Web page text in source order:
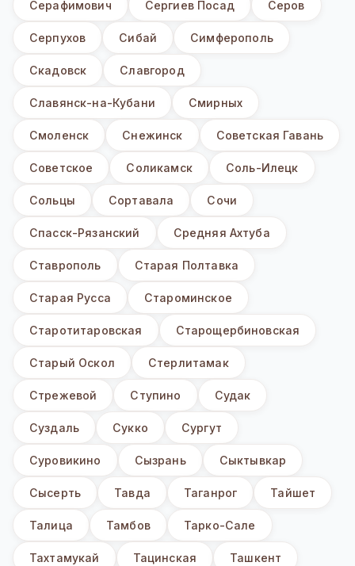
Серафимович Сергиев Посад Серов
Серпухов Сибай Симферополь
Скадовск Славгород
Славянск-на-Кубани Смирных
Смоленск Снежинск Советская Гавань
Советское Соликамск Соль-Илецк
Сольцы Сортавала Сочи
Спасск-Рязанский Средняя Ахтуба
Ставрополь Старая Полтавка
Старая Русса Староминское
Старотитаровская Старощербиновская
Старый Оскол Стерлитамак
Стрежевой Ступино Судак
Суздаль Сукко Сургут
Суровикино Сызрань Сыктывкар
Сысерть Тавда Таганрог Тайшет
Талица Тамбов Тарко-Сале
Тахтамукай Тацинская Ташкент